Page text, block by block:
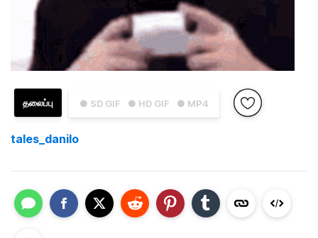
● SD GIF ● HD GIF ● MP4
தலைப்பு
tales_danilo